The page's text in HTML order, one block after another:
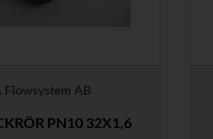
Flowsystem AB
PN10 32X1,6